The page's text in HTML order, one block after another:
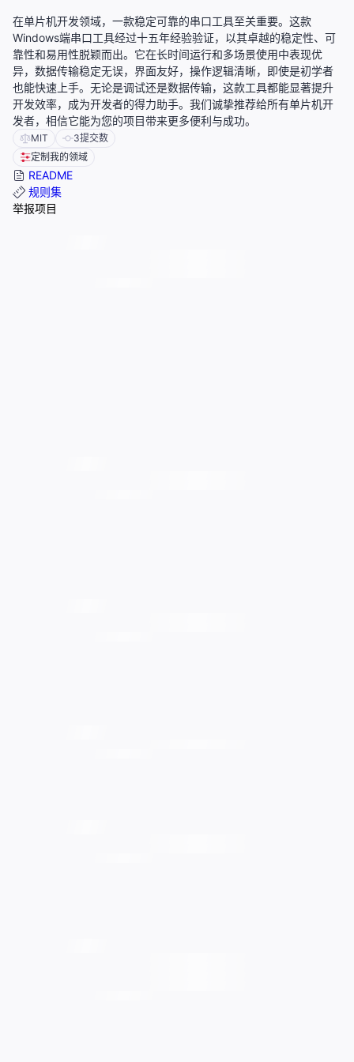
在单片机开发领域，一款稳定可靠的串口工具至关重要。这款
Windows端串口工具经过十五年经验验证，以其卓越的稳定性、可
靠性和易用性脱颖而出。它在长时间运行和多场景使用中表现优
异，数据传输稳定无误，界面友好，操作逻辑清晰，即使是初学者
也能快速上手。无论是调试还是数据传输，这款工具都能显著提升
开发效率，成为开发者的得力助手。我们诚挚推荐给所有单片机开
发者，相信它能为您的项目带来更多便利与成功。
MIT 3提交数
定制我的领域
README
规则集
举报项目